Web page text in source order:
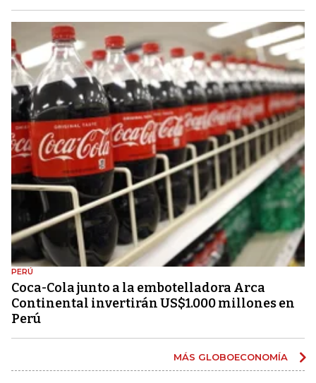
PERÚ
Coca-Cola junto a la embotelladora Arca
Continental invertirán US$1.000 millones en
Perú
MÁS GLOBOECONOMÍA